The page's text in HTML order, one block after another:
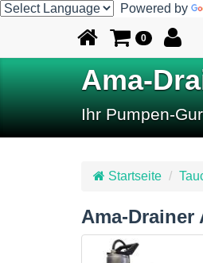
Powered by
0
Ama-
Ihr Pumpen-
Startseite
Ama-Drainer